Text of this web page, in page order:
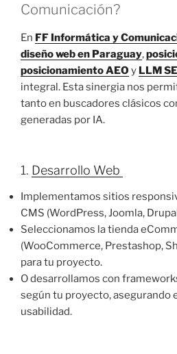
Comunicación?
En FF Informática y
diseño web en Paraguay,
posicionamiento AEO y LLM
integral. Esta sinergia nos
tanto en buscadores clásicos
generadas por IA.
1. Desarrollo Web
Implementamos sitios
CMS (WordPress, Joomla,
Seleccionamos la tienda
(WooCommerce, Prestashop,
para tu proyecto.
O desarrollamos con
según tu proyecto, asegurando
usabilidad.